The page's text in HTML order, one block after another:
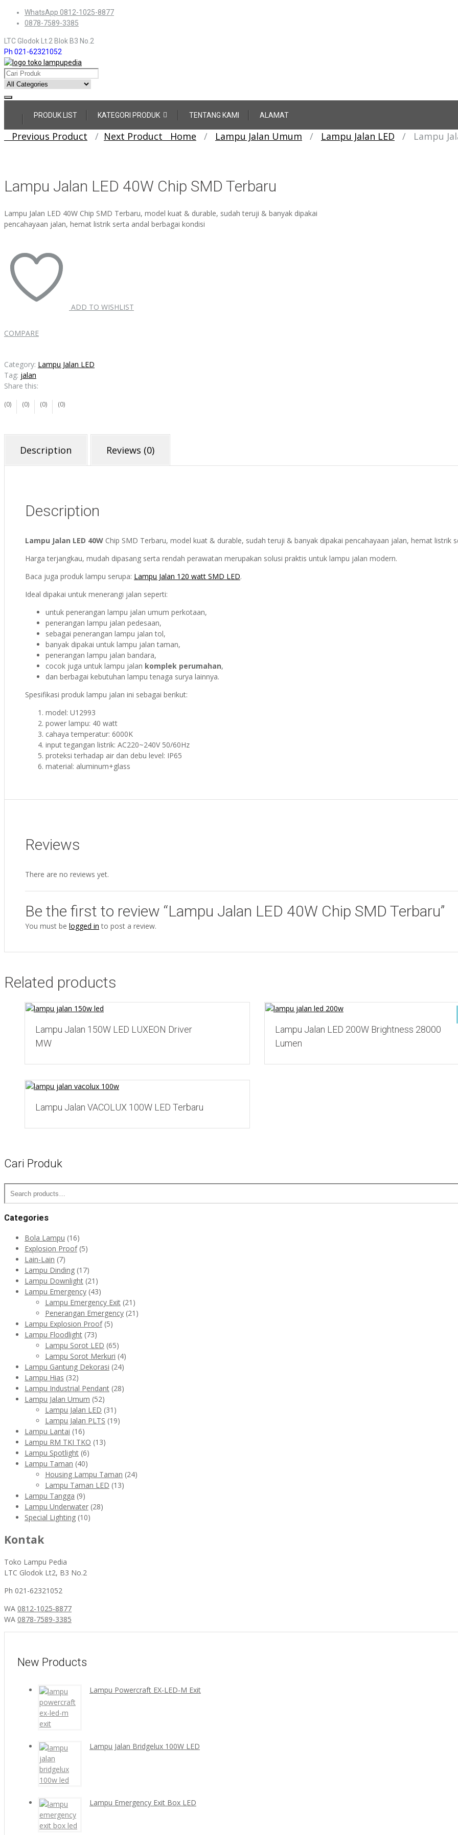
Skip
WhatsApp 0812-1025-8877
0878-7589-3385
LTC Glodok Lt.2 Blok B3 No.2
Ph 021-62321052
PRODUK LIST KATEGORI PRODUK TENTANG KAMI ALAMAT
Post
Previous Product Next Product Home / Lampu Jalan Umum / Lampu Jalan LED / Lampu
Lampu Jalan LED 40W Chip SMD Terbaru
Lampu Jalan LED 40W Chip SMD Terbaru, model kuat & durable, sudah teruji & banyak dipakai
pencahayaan jalan, hemat listrik serta andal berbagai kondisi
ADD TO WISHLIST
COMPARE
Category: Lampu Jalan LED
Tag: jalan
Share this:
(0) (0) (0) (0)
Description Reviews (0)
Description
Lampu Jalan LED 40W Chip SMD Terbaru, model kuat & durable, sudah teruji & banyak dipakai pencahayaan jalan, hemat listrik
Harga terjangkau, mudah dipasang serta rendah perawatan merupakan solusi praktis untuk lampu jalan modern.
Baca juga produk lampu serupa: Lampu Jalan 120 watt SMD LED.
Ideal dipakai untuk menerangi jalan seperti:
untuk penerangan lampu jalan umum perkotaan,
penerangan lampu jalan pedesaan,
sebagai penerangan lampu jalan tol,
banyak dipakai untuk lampu jalan taman,
penerangan lampu jalan bandara,
cocok juga untuk lampu jalan komplek perumahan,
dan berbagai kebutuhan lampu tenaga surya lainnya.
Spesifikasi produk lampu jalan ini sebagai berikut:
model: U12993
power lampu: 40 watt
cahaya temperatur: 6000K
input tegangan listrik: AC220~240V 50/60Hz
proteksi terhadap air dan debu level: IP65
material: aluminum+glass
Reviews
There are no reviews yet.
Be the first to review “Lampu Jalan LED 40W Chip SMD Terbaru”
You must be logged in to post a review.
Related products
Lampu Jalan 150W LED LUXEON Driver
MW
Lampu Jalan LED 200W Brightness 28000
Lumen
Lampu Jalan VACOLUX 100W LED Terbaru
Cari Produk
for:
Categories
Bola Lampu (16)
Explosion Proof (5)
Lain-Lain (7)
Lampu Dinding (17)
Lampu Downlight (21)
Lampu Emergency (43)
Lampu Emergency Exit (21)
Penerangan Emergency (21)
Lampu Explosion Proof (5)
Lampu Floodlight (73)
Lampu Sorot LED (65)
Lampu Sorot Merkuri (4)
Lampu Gantung Dekorasi (24)
Lampu Hias (32)
Lampu Industrial Pendant (28)
Lampu Jalan Umum (52)
Lampu Jalan LED (31)
Lampu Jalan PLTS (19)
Lampu Lantai (16)
Lampu RM TKI TKO (13)
Lampu Spotlight (6)
Lampu Taman (40)
Housing Lampu Taman (24)
Lampu Taman LED (13)
Lampu Tangga (9)
Lampu Underwater (28)
Special Lighting (10)
Kontak
Toko Lampu Pedia
LTC Glodok Lt2, B3 No.2
Ph 021-62321052
WA 0812-1025-8877
WA 0878-7589-3385
New Products
Lampu Powercraft EX-LED-M Exit
Lampu Jalan Bridgelux 100W LED
Lampu Emergency Exit Box LED